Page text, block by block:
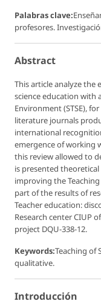
Palabras clave:
profesores.
Abstract
This article analyze the
science education with
Environment (STSE),
literature journals
international
emergence of working
this review allowed to
is presented
improving the
part of the results of
Teacher education:
Research center CIUP
project DQU-338-12.
Keywords:Teaching of
qualitative.
Introducción